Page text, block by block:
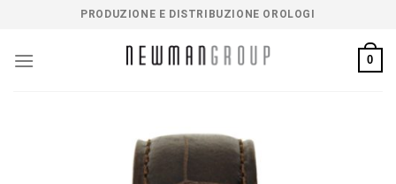
contenuti
PRODUZIONE E DISTRIBUZIONE OROLOGI
0